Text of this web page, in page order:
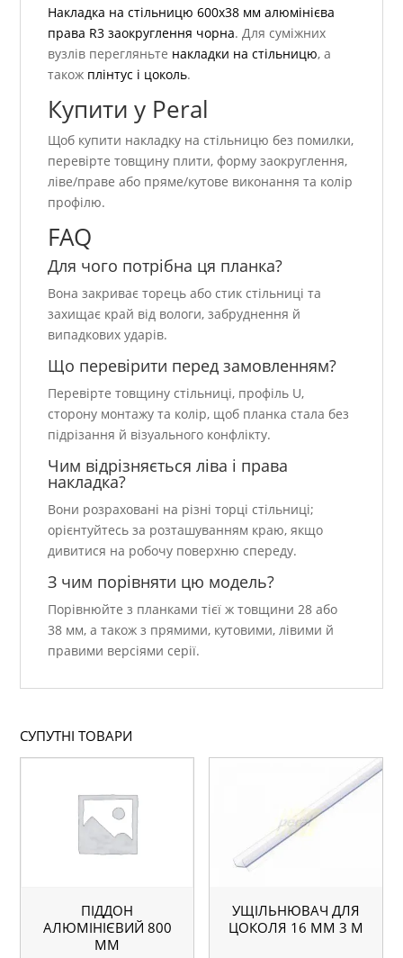
Накладка на стільницю 600х38 мм алюмінієва
права R3 заокруглення чорна. Для суміжних
вузлів перегляньте накладки на стільницю, а
також плінтус і цоколь.
Купити у Peral
Щоб купити накладку на стільницю без помилки,
перевірте товщину плити, форму заокруглення,
ліве/праве або пряме/кутове виконання та колір
профілю.
FAQ
Для чого потрібна ця планка?
Вона закриває торець або стик стільниці та
захищає край від вологи, забруднення й
випадкових ударів.
Що перевірити перед замовленням?
Перевірте товщину стільниці, профіль U,
сторону монтажу та колір, щоб планка стала без
підрізання й візуального конфлікту.
Чим відрізняється ліва і права
накладка?
Вони розраховані на різні торці стільниці;
орієнтуйтесь за розташуванням краю, якщо
дивитися на робочу поверхню спереду.
З чим порівняти цю модель?
Порівнюйте з планками тієї ж товщини 28 або
38 мм, а також з прямими, кутовими, лівими й
правими версіями серії.
СУПУТНІ ТОВАРИ
ПІДДОН
АЛЮМІНІЄВИЙ 800
ММ
УЩІЛЬНЮВАЧ ДЛЯ
ЦОКОЛЯ 16 ММ 3 М